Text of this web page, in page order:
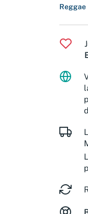
Reggae